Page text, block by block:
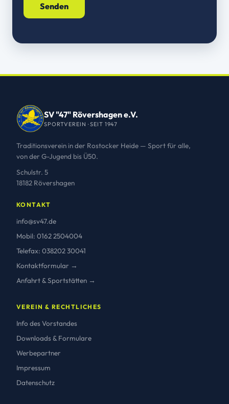
SV "47" Rövershagen e.V.
SPORTVEREIN · SEIT 1947
Traditionsverein in der Rostocker Heide — Sport für alle,
von der G-Jugend bis Ü50.
Schulstr. 5
18182 Rövershagen
KONTAKT
info@sv47.de
Mobil: 0162 2504004
Telefax: 038202 30041
Kontaktformular →
Anfahrt & Sportstätten →
VEREIN & RECHTLICHES
Info des Vorstandes
Downloads & Formulare
Werbepartner
Impressum
Datenschutz